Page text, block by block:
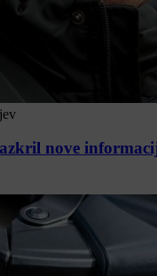
nove